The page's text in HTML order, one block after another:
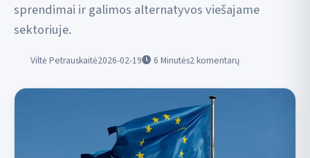
sprendimai ir galimos alternatyvos viešajame
sektoriuje.
Viltė Petrauskaitė2026-02-19 6 Minutės2 komentarų